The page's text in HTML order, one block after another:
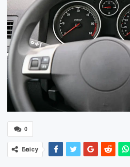
0
Бөлісу